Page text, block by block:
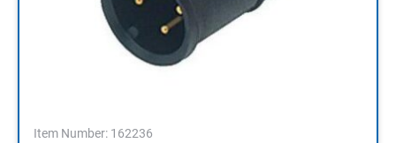
Item Number: 162236